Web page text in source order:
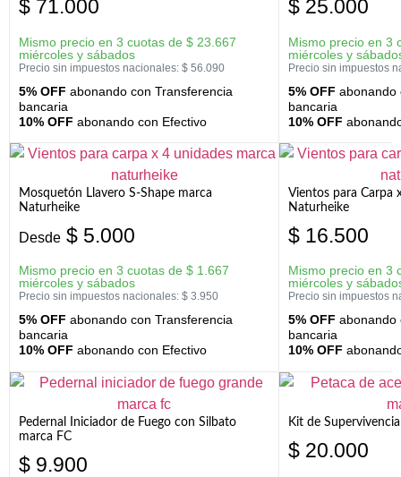
$ 71.000
Mismo precio en 3 cuotas de $ 23.667
miércoles y sábados
Precio sin impuestos nacionales: $ 56.090
5% OFF abonando con Transferencia
bancaria
10% OFF abonando con Efectivo
$ 25.000
Mismo precio en 3
miércoles y
Precio sin impuestos
5% OFF abonando
bancaria
10% OFF
Mosquetón Llavero S-Shape marca
Naturheike
Desde $ 5.000
Mismo precio en 3 cuotas de $ 1.667
miércoles y sábados
Precio sin impuestos nacionales: $ 3.950
5% OFF abonando con Transferencia
bancaria
10% OFF abonando con Efectivo
Vientos para Carpa
Naturheike
$ 16.500
Mismo precio en 3
miércoles y
Precio sin impuestos
5% OFF abonando
bancaria
10% OFF
Pedernal Iniciador de Fuego con Silbato
marca FC
$ 9.900
Kit de
$ 20.000